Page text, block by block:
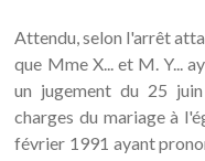
Attendu, selon l'arrêt
que Mme X... et M. Y...
un jugement du 25
charges du mariage à
février 1991 ayant